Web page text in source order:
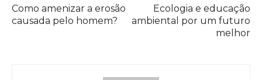
Como amenizar a erosão
causada pelo homem?
Ecologia e educação
ambiental por um futuro
melhor